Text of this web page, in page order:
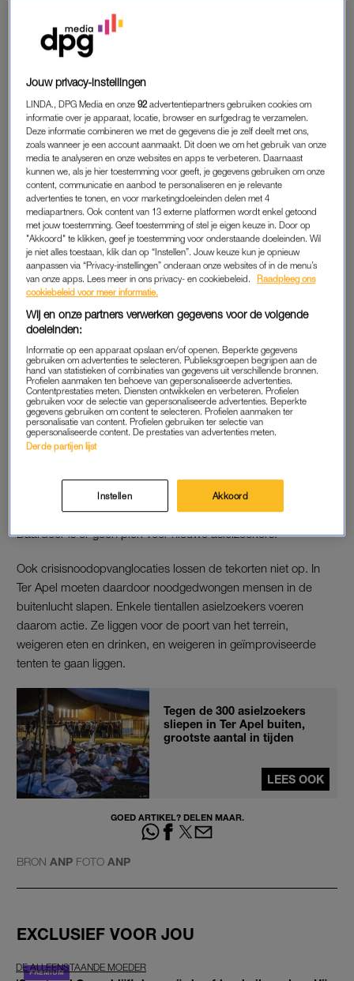
Bij de hekken van het aanmeldcentrum voor
asielzoekers in Ter Apel zijn zondag aan het einde van
de middag ongeregeldheden uitgebroken.
Daarbij is zeker één persoon aangehouden, meldt de politie,
maar een woordvoerster kon niet zeggen waarom de
arrestatie is verricht.
TER APEL
Agenten zijn bijde overvolle opvangin de Groningse plaats om
de situatie in de gaten te houden. De ruziënde partijen zijn
volgens de politie uit elkaar gehaald. Het Centraal Orgaan
opvang asielzoekers (COA) geeft geen informatie, omdat de
opstootjes buiten de hekken gebeurden.
Een ANP-fotograaf ter plekke zag dat een groep van ruim
honderd asielzoekers verhaal kwam halen bij en op de vuist
ging met een groep van ongeveer tien andere mensen. Die
zouden spullen van hen hebben gestolen. Vervolgens vlogen
tassen en bedden door de lucht.
ONRUSTIG
Het is al maandenlang onrustig bij Ter Apel. Dat komt doordat
de hele asielketen verstopt zit. Statushouders, die in
Nederland mogen blijven, kunnen geen huis krijgen en blijven
dus noodgedwongen in een asielzoekerscentrum wonen.
Daardoor is er geen plek voor nieuwe asielzoekers.
Ook crisisnoodopvanglocaties lossen de tekorten niet op. In
Ter Apel moeten daardoor noodgedwongen mensen in de
buitenlucht slapen. Enkele tientallen asielzoekers voeren
daarom actie. Ze liggen voor de poort van het terrein,
weigeren eten en drinken, en weigeren in geïmproviseerde
tenten te gaan liggen.
Tegen de 300 asielzoekers
sliepen in Ter Apel buiten,
grootste aantal in tijden
LEES OOK
GOED ARTIKEL? DELEN MAAR.
BRON ANP FOTO ANP
EXCLUSIEF VOOR JOU
DE ALLEENSTAANDE MOEDER
Jouw privacy-instellingen
LINDA., DPG Media en onze92 advertentiepartners gebruiken cookies om
informatie over je apparaat, locatie, browser en surfgedrag te verzamelen.
Deze informatie combineren we met de gegevens die je zelf deelt met ons,
zoals wanneer je een account aanmaakt. Dit doen we om het gebruik van onze
media te analyseren en onze websites en apps te verbeteren. Daarnaast
kunnen we, als je hier toestemming voor geeft, je gegevens gebruiken om onze
content, communicatie en aanbod te personaliseren en je relevante
advertenties te tonen, en voor marketingdoeleinden delen met 4
mediapartners. Ook content van 13 externe platformen wordt enkel getoond
met jouw toestemming. Geef toestemming of stel je eigen keuze in. Door op
"Akkoord" te klikken, geef je toestemming voor onderstaande doeleinden. Wil
je niet alles toestaan, klik dan op “Instellen”. Jouw keuze kun je opnieuw
aanpassen via “Privacy-instellingen” onderaan onze websites of in de menu’s
van onze apps. Lees meer in ons privacy- en cookiebeleid.
Raadpleeg ons
cookiebeleid voor meer informatie.
Wij en onze partners verwerken gegevens voor de volgende
doeleinden:
Informatie op een apparaat opslaan en/of openen. Beperkte gegevens
gebruiken om advertenties te selecteren. Publieksgroepen begrijpen aan de
hand van statistieken of combinaties van gegevens uit verschillende bronnen.
Profielen aanmaken ten behoeve van gepersonaliseerde advertenties.
Contentprestaties meten. Diensten ontwikkelen en verbeteren. Profielen
gebruiken voor de selectie van gepersonaliseerde advertenties. Beperkte
gegevens gebruiken om content te selecteren. Profielen aanmaken ter
personalisatie van content. Profielen gebruiken ter selectie van
gepersonaliseerde content. De prestaties van advertenties meten.
Derde partijen lijst
Instellen Akkoord